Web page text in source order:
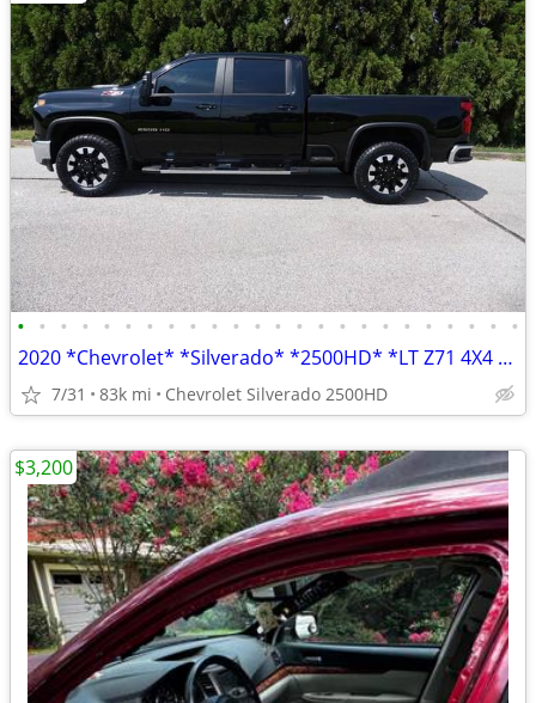
• • • • • • • • • • • • • • • • • • • • • • • •
2020 *Chevrolet* *Silverado* *2500HD* *LT Z71 4X4 TUBO DIESEL 1 OWNER
7/31 83k mi Chevrolet Silverado 2500HD
$3,200